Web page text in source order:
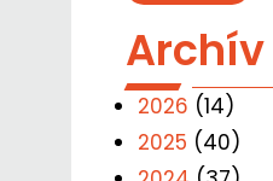
Archív
2026 (14)
2025 (40)